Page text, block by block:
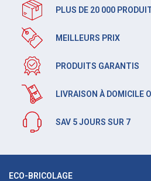
PLUS DE 20 000
MEILLEURS PRIX
PRODUITS GARANTIS
LIVRAISON À DOMICILE
SAV 5 JOURS SUR 7
ECO-BRICOLAGE